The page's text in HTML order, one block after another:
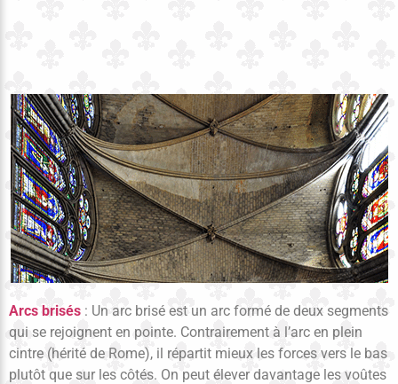
Arcs brisés : Un arc brisé est un arc formé de deux segments
qui se rejoignent en pointe. Contrairement à l’arc en plein
cintre (hérité de Rome), il répartit mieux les forces vers le bas
plutôt que sur les côtés. On peut élever davantage les voûtes